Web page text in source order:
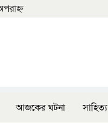
আজকের ঘটনা সাহিত্য